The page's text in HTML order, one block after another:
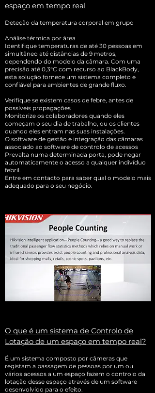
espaço em tempo real
Deteção da temperatura corporal em grupo
Análise térmica por área
Identifique temperaturas de até 30 pessoas em
simultâneo até distâncias de 9 metros,
dependendo do modelo da câmara. Com uma
precisão até 0,3°C com recurso ao BlackBody,
esta solução fornece um sistema completo e
confiável para ambientes de grande fluxo.
Verifique se existem casos de febre, antes de
possíveis propagações
Monitorize os colaboradores quando eles
começam o seu dia de trabalho, ou os clientes
quando eles entram nas suas instalações.
O software de gestão e integração das câmaras
associado ao software de controlo de acessos
Prevalta numa determinada porta, pode negar
automaticamente o acesso a qualquer indivíduo
febril.
Entre em contacto para saber qual o modelo mais
adequado para o seu negócio.
O que é um sistema de Controlo de
Lotação de um espaço em tempo real?
É um sistema composto por câmeras que
registam a passagem de pessoas por um ou
vários acessos a um espaço fazem o controlo da
lotação desse espaço através de um software
desenvolvido para o efeito.